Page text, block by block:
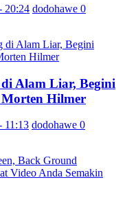
20:24 dodohawe 0
Alam Liar, Begini
Hilmer
11:13 dodohawe 0